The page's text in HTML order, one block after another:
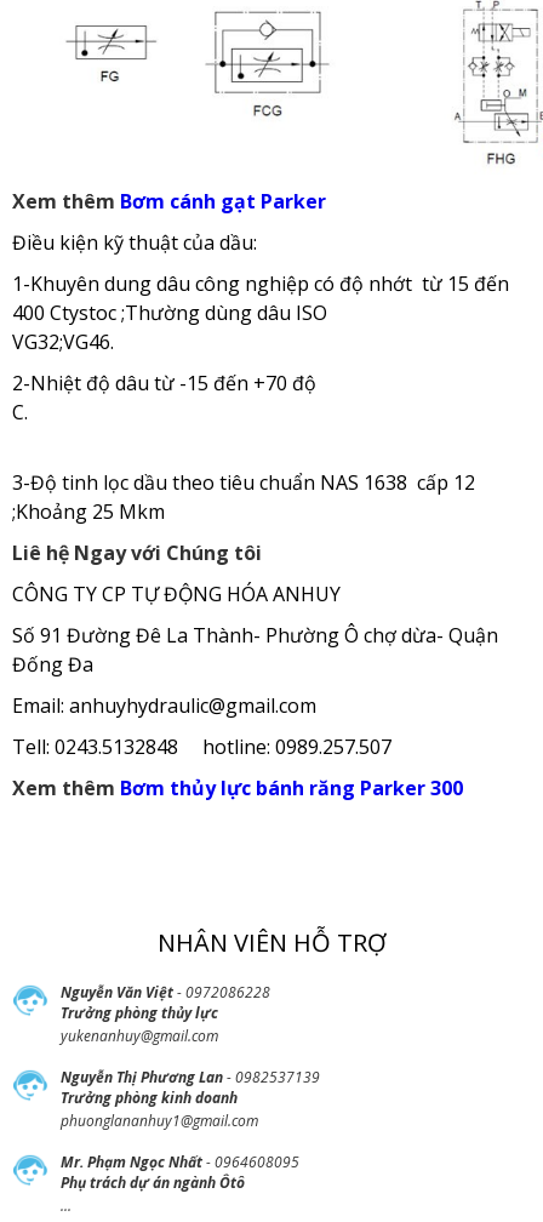
Xem thêm Bơm cánh gạt Parker
Điều kiện kỹ thuật của dầu:
1-Khuyên dung dâu công nghiệp có độ nhớt từ 15 đến
400 Ctystoc ;Thường dùng dâu ISO
VG32;VG46.
2-Nhiệt độ dâu từ -15 đến +70 độ
C.
3-Độ tinh lọc dầu theo tiêu chuẩn NAS 1638 cấp 12
;Khoảng 25 Mkm
Liê hệ Ngay với Chúng tôi
CÔNG TY CP TỰ ĐỘNG HÓA ANHUY
Số 91 Đường Đê La Thành- Phường Ô chợ dừa- Quận
Đống Đa
Email: anhuyhydraulic@gmail.com
Tell: 0243.5132848 hotline: 0989.257.507
Xem thêm Bơm thủy lực bánh răng Parker 300
NHÂN VIÊN HỖ TRỢ
Nguyễn Văn Việt- 0972086228
Trưởng phòng thủy lực
yukenanhuy@gmail.com
Nguyễn Thị Phương Lan- 0982537139
Trưởng phòng kinh doanh
phuonglananhuy1@gmail.com
Mr. Phạm Ngọc Nhất- 0964608095
Phụ trách dự án ngành Ôtô
...